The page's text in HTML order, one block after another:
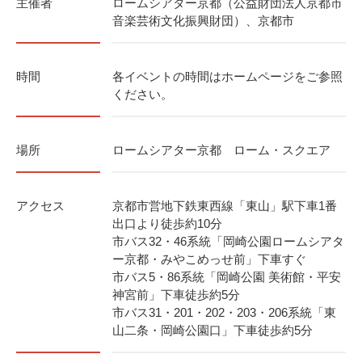
主催者
ロームシアター京都（公益財団法人京都市
音楽芸術文化振興財団）、京都市
時間
各イベントの時間はホームページをご参照
ください。
場所 ロームシアター京都 ローム・スクエア
アクセス
京都市営地下鉄東西線「東山」駅下車1番
出口より徒歩約10分
市バス32・46系統「岡崎公園ロームシアタ
ー京都・みやこめっせ前」下車すぐ
市バス5・86系統「岡崎公園 美術館・平安
神宮前」下車徒歩約5分
市バス31・201・202・203・206系統「東
山二条・岡崎公園口」下車徒歩約5分